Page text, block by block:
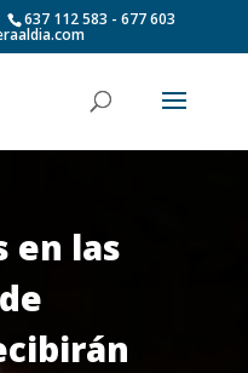
637 112 583 - 677 603
en las